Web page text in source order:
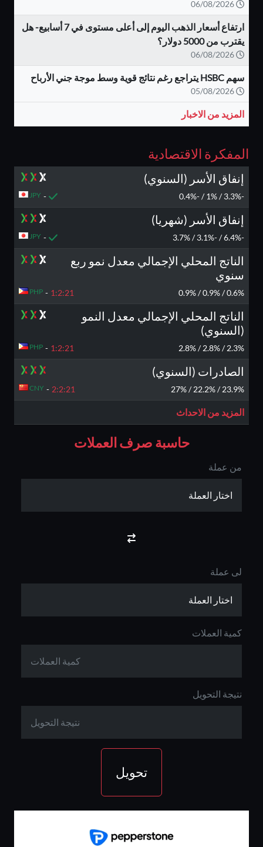
ارتفاع أسعار الذهب اليوم إلى أعلى مستوى في 7 أسابيع- هل
يقترب من 5000 دولار؟
سهم HSBC يتراجع رغم نتائج قوية وسط موجة جني الأرباح
المزيد من الاخبار
المفكرة الاقتصادية
إنفاق الأسر (السنوي)
-3.3% / 1% / -0.4%
-
JPY
إنفاق الأسر (شهريا)
-6.4% / -3.1% / 3.7%
-
JPY
الناتج المحلي الإجمالي معدل نمو ربع
سنوي
0.6% / 0.9% / 0.9%
1:2:20
-
PHP
الناتج المحلي الإجمالي معدل النمو
(السنوي)
2.3% / 2.8% / 2.8%
1:2:20
-
PHP
الصادرات (السنوي)
23.9% / 22.2% / 27%
2:2:20
-
CNY
المزيد من الاحداث
حاسبة صرف العملات
من عملة
لى عملة
كمية العملات
نتيجة التحويل
تحويل